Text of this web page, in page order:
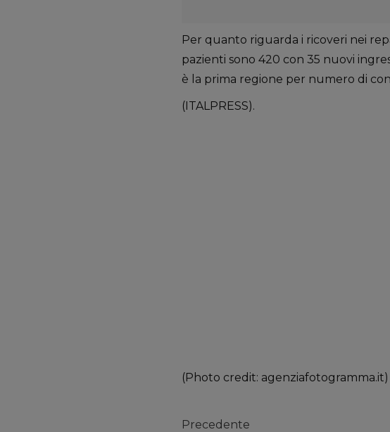
Per quanto riguarda i ricoveri nei
pazienti sono 420 con 35 nuovi
è la prima regione per numero di
(ITALPRESS).
(Photo credit: agenziafotogramma.it)
Precedente